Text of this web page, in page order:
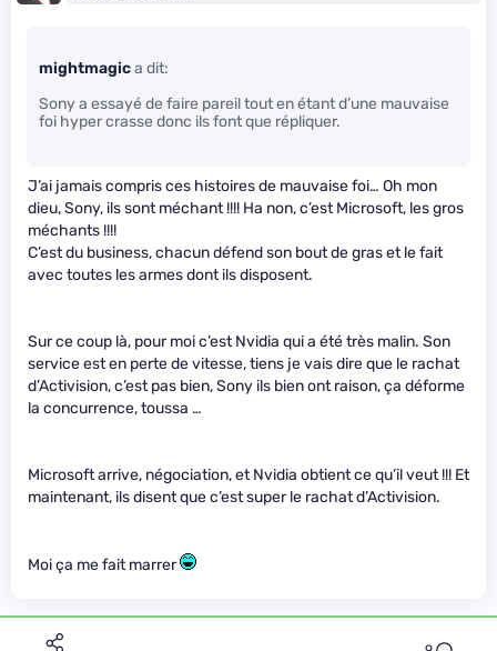
mightmagica dit:
Sony a essayé de faire pareil tout en étant d’une mauvaise
foi hyper crasse donc ils font que répliquer.
J’ai jamais compris ces histoires de mauvaise foi… Oh mon
dieu, Sony, ils sont méchant !!!! Ha non, c’est Microsoft, les gros
méchants !!!!
C’est du business, chacun défend son bout de gras et le fait
avec toutes les armes dont ils disposent.
Sur ce coup là, pour moi c’est Nvidia qui a été très malin. Son
service est en perte de vitesse, tiens je vais dire que le rachat
d’Activision, c’est pas bien, Sony ils bien ont raison, ça déforme
la concurrence, toussa …
Microsoft arrive, négociation, et Nvidia obtient ce qu’il veut !!! Et
maintenant, ils disent que c’est super le rachat d’Activision.
Moi ça me fait marrer